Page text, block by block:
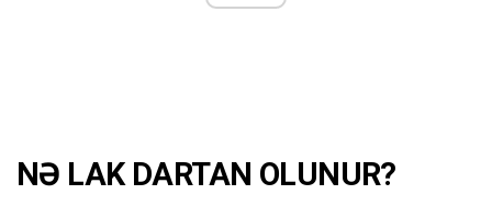
NƏ LAK DARTAN OLUNUR?